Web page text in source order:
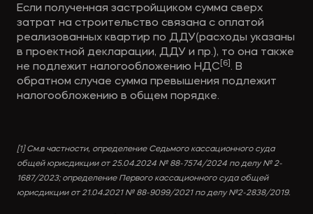
Если полученная застройщиком сумма сверх
затрат на строительство связана с оплатой
реализованных квартир по ДДУ(расходы указаны
в проектной декларации, ДДУ и пр.), то она также
не подлежит налогообложению НДС [6] . В
обратном случае сумма превышения подлежит
налогообложению в общем порядке.
[1] См.в частности, определение Седьмого кассационного суда
общей юрисдикции от 25.04.2024 № 88-7574/2024 по делу № 2-
1687/2023; определение Первого кассационного суда общей
юрисдикции от 21.04.2021 № 88-9099/2021 по делу №2-2838/2019.